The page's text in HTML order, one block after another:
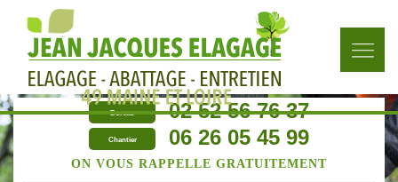
Bureau 02 52 56 76 37
Chantier 06 26 05 45 99
ON VOUS RAPPELLE GRATUITEMENT